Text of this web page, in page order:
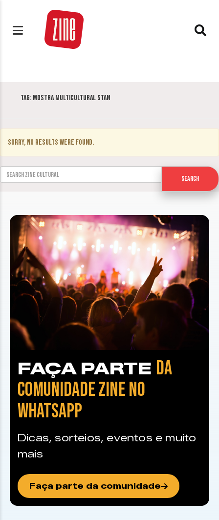
Tag: Mostra Multicultural STAN
Sorry, no results were found.
Search for:
Search
FAÇA PARTE DA
COMUNIDADE ZINE NO
WHATSAPP
Dicas, sorteios, eventos e muito
mais
Faça parte da comunidade